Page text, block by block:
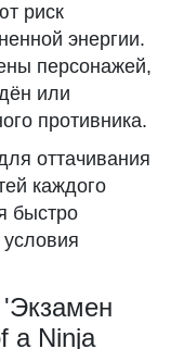
риск
энергии.
персонажей,
или
противника.
оттачивания
каждого
быстро
'Экзамен
a Ninja